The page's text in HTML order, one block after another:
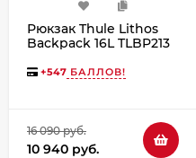
Рюкзак Thule Lithos
Backpack 16L TLBP213
Khaki
+547 БАЛЛОВ!
16 090 руб.
10 940 руб.